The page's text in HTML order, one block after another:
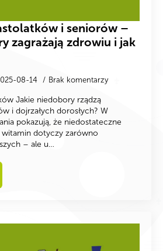
i seniorów –
zagrażają zdrowiu i jak
08-14 Brak komentarzy
Jakie niedobory rządzą
i dojrzałych dorosłych? W
pokazują, że niedostateczne
dotyczy zarówno
– ale u…